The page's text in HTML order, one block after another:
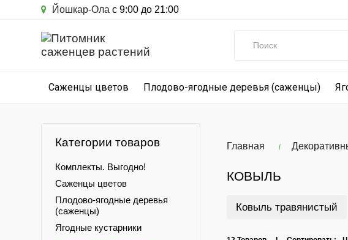
Йошкар-Ола с 9:00 до 21:00
Саженцы цветов Плодово-ягодные деревья (саженцы)
Категории товаров
Комплекты. Выгодно!
Саженцы цветов
Плодово-ягодные деревья
(саженцы)
Ягодные кустарники
Главная
КОВЫЛЬ
Ковыль травянистый